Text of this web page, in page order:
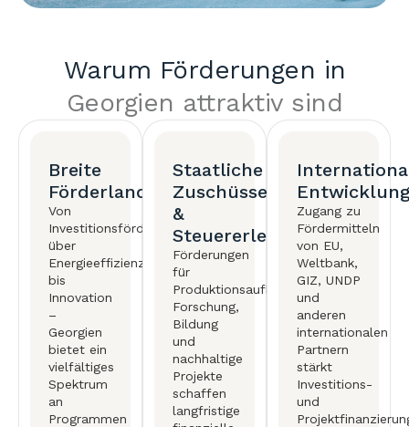
Warum Förderungen in
Georgien attraktiv sind
Breite
Förderlandschaft
Von
Investitionsförderung
über
Energieeffizienz
bis
Innovation
–
Georgien
bietet ein
vielfältiges
Spektrum
an
Programmen
Staatliche
Zuschüsse
&
Steuererleichterungen
Förderungen
für
Produktionsaufbau,
Forschung,
Bildung
und
nachhaltige
Projekte
schaffen
langfristige
Zugang zu
Fördermitteln
von EU,
Weltbank,
GIZ, UNDP
und
anderen
internationalen
Partnern
stärkt
Investitions-
und